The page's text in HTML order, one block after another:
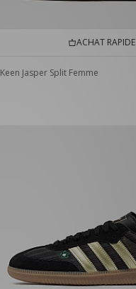
ACHAT RAPIDE
Keen Jasper Split Femme